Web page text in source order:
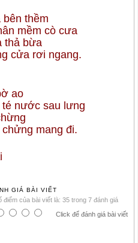
bên thềm
mềm cò cưa
thả bừa
cửa rơi ngang.
ao
nước sau lưng
mang đi.
GIÁ BÀI VIẾT
điểm của bài viết là: 35 trong 7 đánh giá
Click để đánh giá bài viết